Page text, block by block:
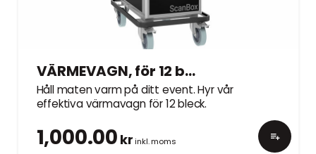
VÄRMEVAGN, för 12 bleck, exkl. bleck
Håll maten varm på ditt event. Hyr vår
effektiva värmavagn för 12 bleck.
1,000.00 krinkl. moms